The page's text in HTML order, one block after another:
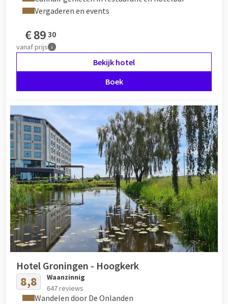
Vergaderen en events
€89 30
vanafprijs
Bekijk hotel
Boek
Hotel Groningen - Hoogkerk
8,8
Waanzinnig
647 reviews
Wandelen door De Onlanden